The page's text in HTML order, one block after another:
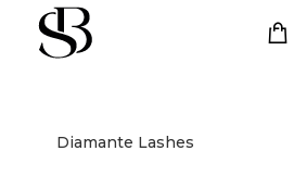
Diamante Lashes